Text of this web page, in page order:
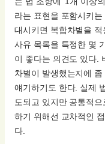
라는 표현을 포함시키
대시키면 복합차별을
사유 목록을 특정한 몇
이 좋다는 의견도 있다.
차별이 발생했는지에
얘기하기도 한다. 실제
도되고 있지만 공통적
하기 위해선 교차적인
다.